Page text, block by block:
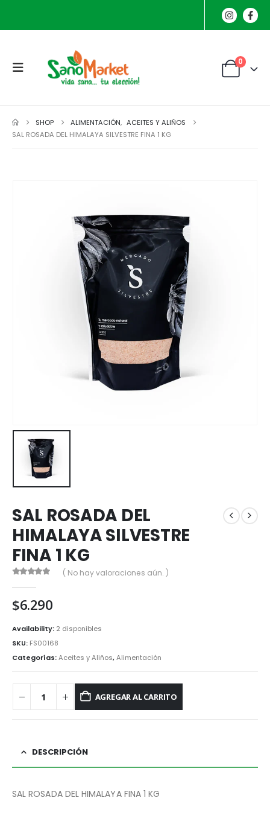
0
SHOP ALIMENTACIÓN, ACEITES Y ALIÑOS
SAL ROSADA DEL HIMALAYA SILVESTRE FINA 1 KG
SAL ROSADA DEL
HIMALAYA SILVESTRE
FINA 1 KG
( No hay valoraciones aún. )
$6.290
Availability: 2 disponibles
SKU: FS00168
Categorías:Aceites y Aliños,Alimentación
AGREGAR AL CARRITO
DESCRIPCIÓN
SAL ROSADA DEL HIMALAYA FINA 1 KG